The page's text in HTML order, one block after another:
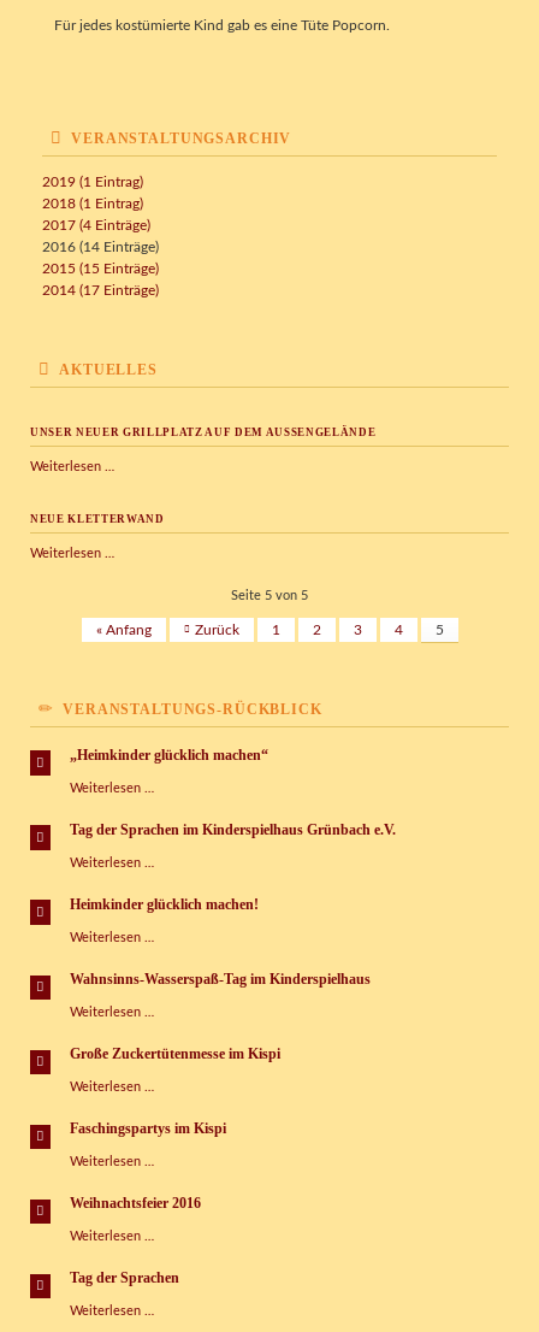
Für jedes kostümierte Kind gab es eine Tüte Popcorn.
VERANSTALTUNGSARCHIV
2019 (1 Eintrag)
2018 (1 Eintrag)
2017 (4 Einträge)
2016 (14 Einträge)
2015 (15 Einträge)
2014 (17 Einträge)
AKTUELLES
UNSER NEUER GRILLPLATZ AUF DEM AUSSENGELÄNDE
Weiterlesen …
auf
Außengelände
NEUE KLETTERWAND
Weiterlesen …
Seite 5 von 5
« Anfang Zurück 1 2 3 4 5
VERANSTALTUNGS-RÜCKBLICK
„Heimkinder glücklich machen“
Weiterlesen …
machen“
Tag der Sprachen im Kinderspielhaus Grünbach e.V.
Weiterlesen …
Sprachen
Kinderspielhaus
e.V.
Heimkinder glücklich machen!
Weiterlesen …
machen!
Wahnsinns-Wasserspaß-Tag im Kinderspielhaus
Weiterlesen …
Tag
Kinderspielhaus
Große Zuckertütenmesse im Kispi
Weiterlesen …
im
Faschingspartys im Kispi
Weiterlesen …
Kispi
Weihnachtsfeier 2016
Weiterlesen …
Tag der Sprachen
Weiterlesen …